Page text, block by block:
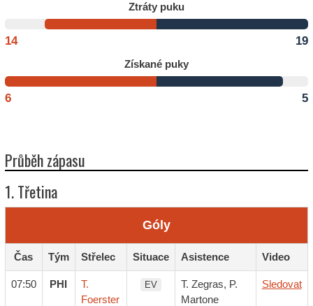
Ztráty puku
14 19
Získané puky
6 5
Průběh zápasu
1. Třetina
Góly
Čas Tým Střelec Situace Asistence Video
07:50 PHI
T.
Foerster
EV
T. Zegras, P.
Martone
Sledovat